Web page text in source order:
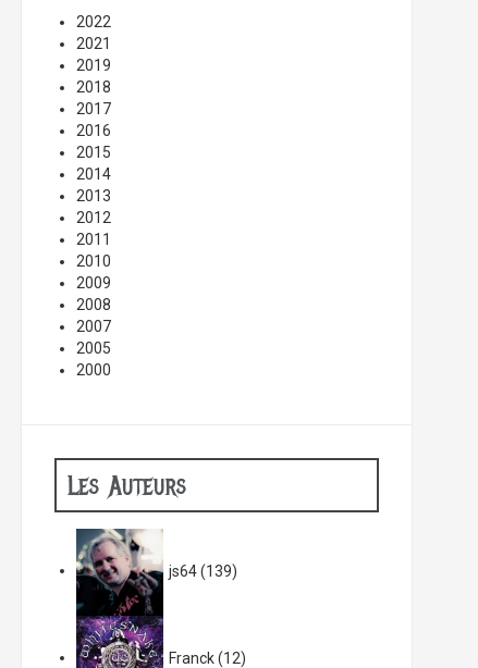
2022
2021
2019
2018
2017
2016
2015
2014
2013
2012
2011
2010
2009
2008
2007
2005
2000
Les Auteurs
js64(139)
Franck(12)